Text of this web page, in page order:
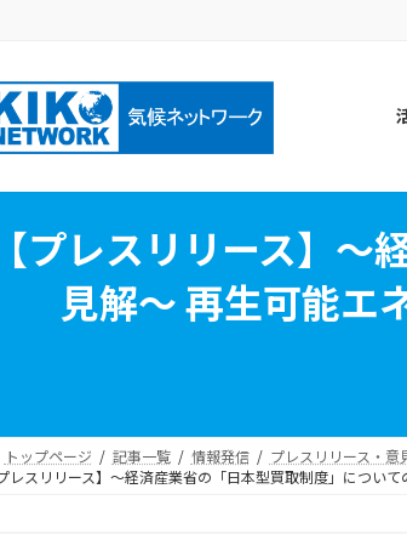
【プレスリリース】
見解～ 再生可能エ
トップページ 記事一覧 情報発信
プレスリリース・意
プレスリリース】～経済産業省の「日本型買取制度」につ